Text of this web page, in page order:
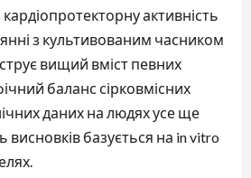
активність
з культивованим часником
вищий вміст певних
баланс сірковмісних
даних на людях усе ще
висновків базується на in vitro